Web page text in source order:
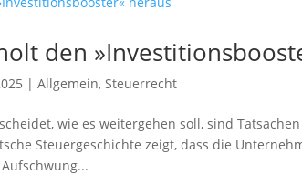
den
|Allgemein,Steuerrecht
wie es weitergehen soll, sind
Steuergeschichte zeigt, dass die